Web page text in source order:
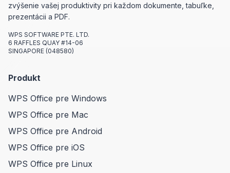
zvýšenie vašej produktivity pri každom dokumente, tabuľke,
prezentácii a PDF.
WPS SOFTWARE PTE. LTD.
6 RAFFLES QUAY #14-06
SINGAPORE (048580)
Produkt
WPS Office pre Windows
WPS Office pre Mac
WPS Office pre Android
WPS Office pre iOS
WPS Office pre Linux